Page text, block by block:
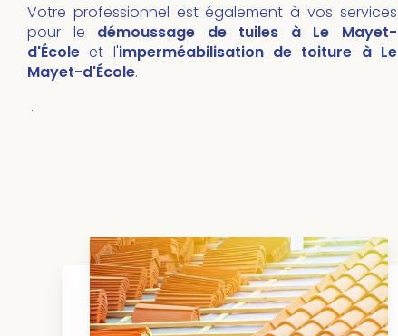
Votre professionnel est également à vos services
pour le démoussage de tuiles à Le Mayet-
d'École et l'imperméabilisation de toiture à Le
Mayet-d'École.
.